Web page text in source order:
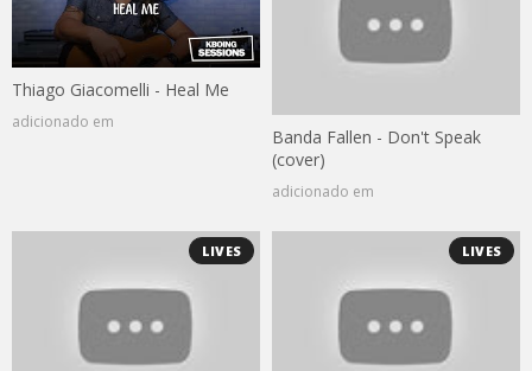
Thiago Giacomelli - Heal Me
adicionado em
Banda Fallen - Don't Speak
(cover)
adicionado em
LIVES LIVES